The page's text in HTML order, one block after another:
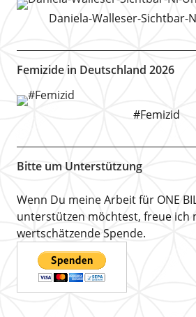
Daniela-Walleser-Sichtbar-
Femizide in Deutschland 2026
#Femizid
Bitte um Unterstützung
Wenn Du meine Arbeit für ONE
unterstützen möchtest, freue ich
wertschätzende Spende.